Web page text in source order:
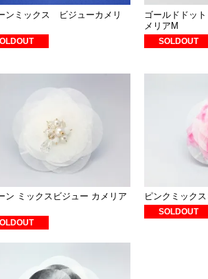
ンミックス ビジューカメリ
ゴールドドッ
メリアM
SOLDOUT
ン ミックスビジュー カメリア
ピンクミック
SOLDOUT